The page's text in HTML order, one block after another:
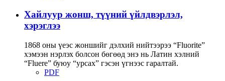
Хайлуур жонш, түүний үйлдвэрлэл,
хэрэглээ
1868 оны үеэс жоншийг дэлхий нийтээрээ “Fluorite”
хэмээн нэрлэх болсон бөгөөд энэ нь Латин хэлний
“Fluere” буюу “урсах” гэсэн үгнээс гаралтай.
PDF